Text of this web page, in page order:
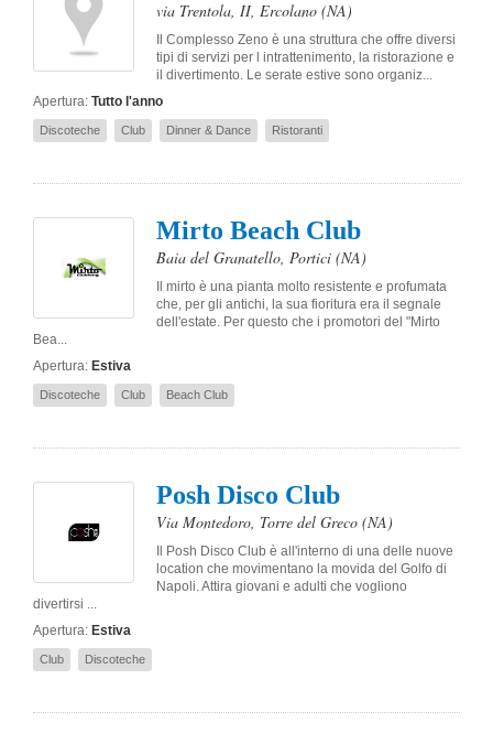
via Trentola, II, Ercolano (NA)
Il Complesso Zeno è una struttura che offre diversi
tipi di servizi per l intrattenimento, la ristorazione e
il divertimento. Le serate estive sono organiz...
Apertura: Tutto l'anno
Discoteche Club Dinner & Dance Ristoranti
Mirto Beach Club
Baia del Granatello, Portici (NA)
Il mirto è una pianta molto resistente e profumata
che, per gli antichi, la sua fioritura era il segnale
dell'estate. Per questo che i promotori del "Mirto
Bea...
Apertura: Estiva
Discoteche Club Beach Club
Posh Disco Club
Via Montedoro, Torre del Greco (NA)
Il Posh Disco Club è all'interno di una delle nuove
location che movimentano la movida del Golfo di
Napoli. Attira giovani e adulti che vogliono
divertirsi ...
Apertura: Estiva
Club Discoteche